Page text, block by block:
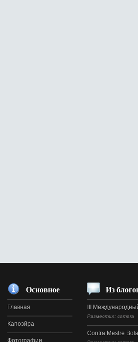
Основное
Главная
Капоэйра
Фотографии
Из
III
Разместил: camara
Contra Mestre Bola